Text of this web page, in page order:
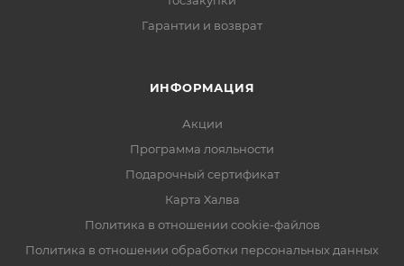
Гарантии и возврат
ИНФОРМАЦИЯ
Акции
Программа лояльности
Подарочный сертификат
Карта Халва
Политика в отношении cookie-файлов
Политика в отношении обработки персональных данных